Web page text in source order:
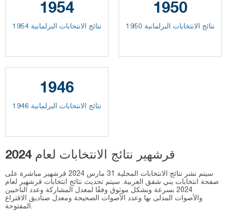
1954
نتائج الانتخابات البرلمانية 1954
1950
نتائج الانتخابات البرلمانية 1950
1946
نتائج الانتخابات البرلمانية 1946
قرشهير نتائج الانتخابات لعام 2024
سيتم نشر نتائج الانتخابات المحلية 31 مارس 2024 قرشهير مباشرة على
صفحة انتخابات يني شفق العربية. سيتم تحديث نتائج انتخابات قرشهير لعام
2024 بسرعة وبشكل موثوق وفقًا لمعدل المشاركة وعدد الناخبين
والأصوات المدلى بها وعدد الأصوات الصحيحة ومعدل صناديق الاقتراع